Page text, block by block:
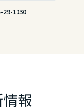
29-1030
報